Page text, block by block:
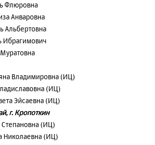
Флюровна
Анваровна
Альбертовна
Ибрагимович
Владимировна (ИЦ)
(ИЦ)
Эйсаевна (ИЦ)
г. Кропоткин
(ИЦ)
Николаевна (ИЦ)